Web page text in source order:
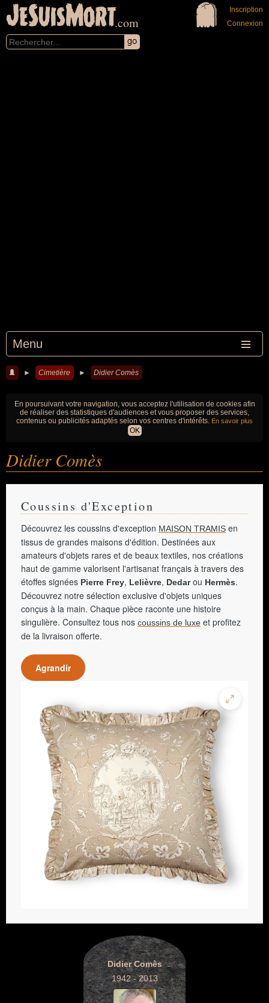
JeSuisMort.com
Menu
Inscription
Connexion
► Cimetière ► Didier Comès
En poursuivant votre navigation, vous acceptez l'utilisation de cookies afin
de réaliser des statistiques d'audiences et vous proposer des services,
contenus ou publicités adaptés selon vos centres d'intérêts. En savoir plus
OK
Didier Comès
Coussins d'Exception
Découvrez les coussins d'exception MAISON TRAMIS en
tissus de grandes maisons d'édition. Destinées aux
amateurs d'objets rares et de beaux textiles, nos créations
haut de gamme valorisent l'artisanat français à travers des
étoffes signées Pierre Frey, Lelièvre, Dedarou Hermès.
Découvrez notre sélection exclusive d'objets uniques
conçus à la main. Chaque pièce raconte une histoire
singulière. Consultez tous nos coussins de luxe et profitez
de la livraison offerte.
Agrandir
Didier Comès
1942 - 2013